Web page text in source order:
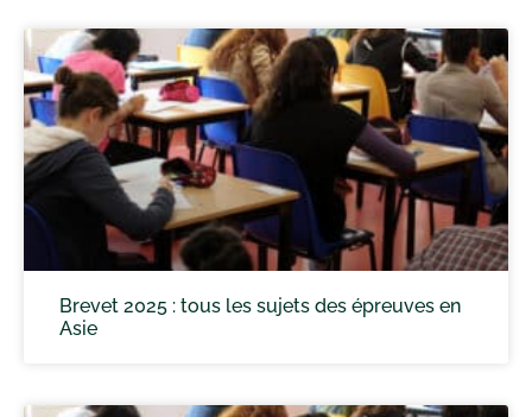
Brevet 2025 : tous les sujets des épreuves en
Asie